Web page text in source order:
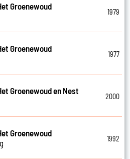
Groenewoud
1979
Groenewoud
1977
Groenewoud en Nest
2000
Groenewoud
1992